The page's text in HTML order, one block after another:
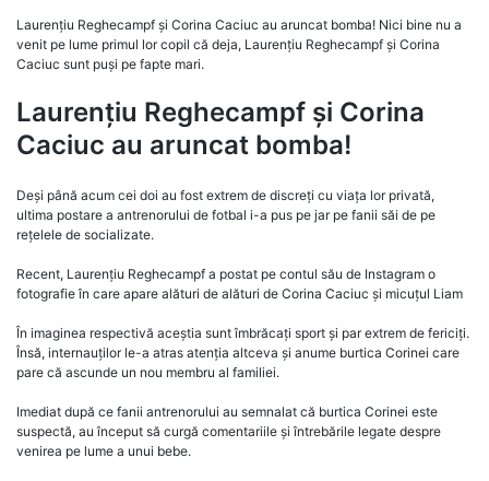
Laurențiu Reghecampf și Corina Caciuc au aruncat bomba! Nici bine nu a
venit pe lume primul lor copil că deja, Laurențiu Reghecampf și Corina
Caciuc sunt puși pe fapte mari.
Laurențiu Reghecampf și Corina
Caciuc au aruncat bomba!
Deși până acum cei doi au fost extrem de discreți cu viața lor privată,
ultima postare a antrenorului de fotbal i-a pus pe jar pe fanii săi de pe
rețelele de socializate.
Recent, Laurențiu Reghecampf a postat pe contul său de Instagram o
fotografie în care apare alături de alături de Corina Caciuc și micuțul Liam
În imaginea respectivă aceștia sunt îmbrăcați sport și par extrem de fericiți.
Însă, internauților le-a atras atenția altceva și anume burtica Corinei care
pare că ascunde un nou membru al familiei.
Imediat după ce fanii antrenorului au semnalat că burtica Corinei este
suspectă, au început să curgă comentariile și întrebările legate despre
venirea pe lume a unui bebe.